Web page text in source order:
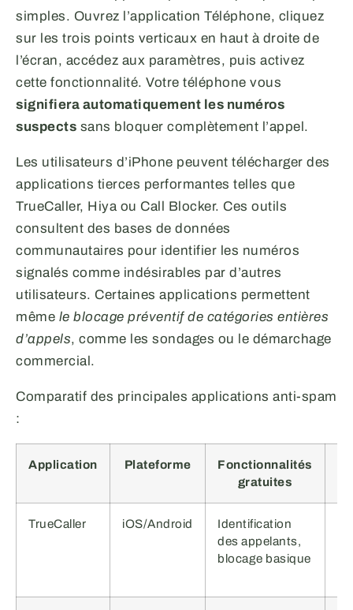
simples. Ouvrez l’application Téléphone, cliquez
sur les trois points verticaux en haut à droite de
l’écran, accédez aux paramètres, puis activez
cette fonctionnalité. Votre téléphone vous
signifiera automatiquement les numéros
suspects sans bloquer complètement l’appel.
Les utilisateurs d’iPhone peuvent télécharger des
applications tierces performantes telles que
TrueCaller, Hiya ou Call Blocker. Ces outils
consultent des bases de données
communautaires pour identifier les numéros
signalés comme indésirables par d’autres
utilisateurs. Certaines applications permettent
même le blocage préventif de catégories entières
d’appels, comme les sondages ou le démarchage
commercial.
Comparatif des principales applications anti-spam
:
Application Plateforme
Fonctionnalités
gratuites
TrueCaller iOS/Android
Identification
des appelants,
blocage basique